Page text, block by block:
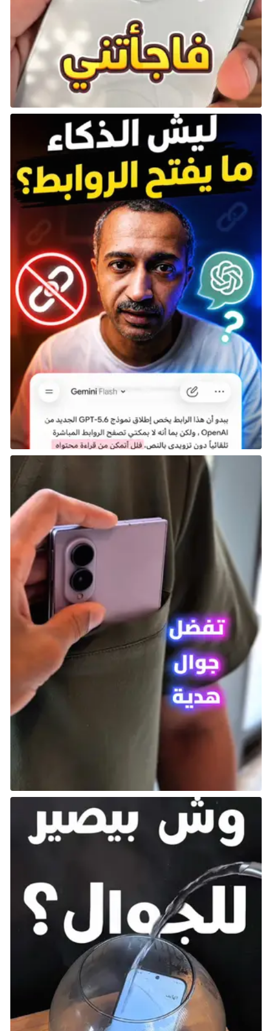
أشهر. وكما يوحي اسمها: Pokemon Emerald Rogue
أنشأها
-، فإن اللعبة تحول تجربة لعبة البوكيمون
المعتادة إلى مغامرةroguelikeمليئة بالعشوائية وقابلة
لإعادة اللعب مرات لا حصر لها.
عندما تبدأ اللعبة وتخرج من الشاحنة المتحركة التي تُعيدك
إلى ذكريات الماضي، ستجد أن الأمور تبدو مختلفة كثيرًا.
توجه جنوبًا للقاء البروفيسور حيث ستختار واحدًا من ثلاثة
عشوائية تمامًا
كبداية. بعد ذلك، سيتم توجيهك
إلى خريطة العالم، حيث تبدأ مغامرتك العشوائية. حظًّا
سعيدًا، ونتمنى أن تكون العشوائية دائمًا في صالحك!
ألعاب Roguelike
هي نوع من الألعاب يتميز بعناصر مثل
الخرائط العشوائية، ونظام اللعب الذي يعتمد على تكرار
المحاولة بعد الفشل، حيث يعيد اللاعب بدء اللعبة من
البداية عند خسارته، مما يجعله يواجه تحديات جديدة
ومختلفة في كل مرة. تُستلهم هذه الألعاب من لعبة
Rogue التي صدرت في الثمانينيات، والتي اعتمدت على
استكشاف الـdungeons وجمع الموارد، مع قتال الأعداء
وتجنب الفخاخ للوصول إلى نهاية الخريطة أو تحقيق هدف
معين.
تشجع ألعاب Roguelike اللاعب على الاستمرار في محاولة
التقدم عن طريق تحسين مهاراته وتطوير استراتيجياته، بدلًا
من الاعتماد على حفظ التقدم، مما يعطيها طابعًا تنافسيًّا
وتحديًا مستمرًا.
Pokemon Infinite Fusion
اخلط وطابق وحوشك معًا
لعبة Pokemon Infinite Fusion التي أنشأها Schrroms
على RPG Maker XP، مبنية على سؤال بسيط: ماذا لو كان
بإمكانك دمج أي اثنين من البوكيمون لصنع بوكيمون
جديد؟ إذا كنت متحمسًا لفكرة التجربة والخطأ وصنع وحش
صغير خاص بك حتى تصل إلى تصميم فريد، فإن هذه اللعبة
تستحق التجربة.
إضافي بعد اللعبة الرئيسية مستلهم من منطقة Johto
لاستكشافه.
Pokemon Daybreak
استكشاف منطقة جديدة تمامًا في جيل قديم